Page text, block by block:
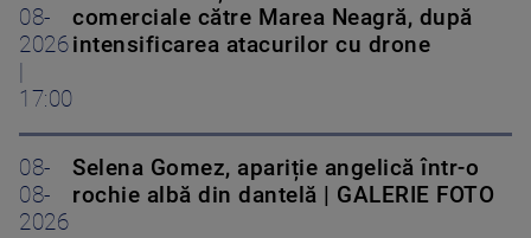
08-
2026
17:00
comerciale către Marea Neagră, după
intensificarea atacurilor cu drone
08-
08-
2026
Selena Gomez, apariție angelică într-o
rochie albă din dantelă | GALERIE FOTO